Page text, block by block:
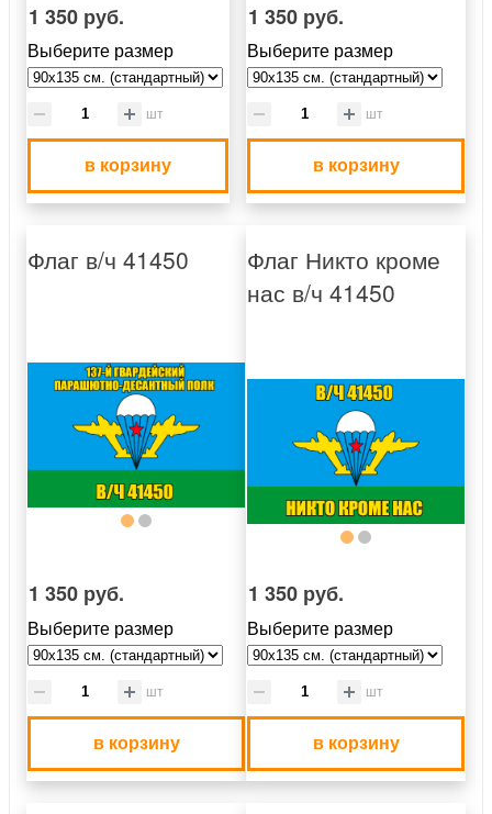
1 350 руб.
Выберите размер
шт
в корзину
1 350 руб.
Выберите размер
шт
в корзину
Флаг в/ч 41450
1 350 руб.
Выберите размер
шт
в корзину
Флаг Никто кроме
нас в/ч 41450
1 350 руб.
Выберите размер
шт
в корзину